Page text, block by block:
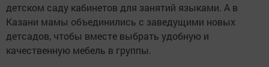
детском саду кабинетов для занятий языками. А в
Казани мамы объединились с заведущими новых
детсадов, чтобы вместе выбрать удобную и
качественную мебель в группы.